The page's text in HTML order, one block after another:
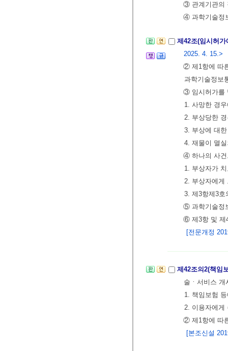
③ 관계기관의
④ 과학기술정
제42조(임시허
2025. 4. 15.>
② 제1항에 따
과학기술정보
③ 임시허가를
1. 사망한 경
2. 부상당한
3. 부상에 대
4. 재물이 멸
④ 하나의 사건
1. 부상자가
2. 부상자에게
3. 제3항제3호
⑤ 과학기술정
⑥ 제3항 및 제
[전문개정
제42조의2(책임
술ㆍ서비스
1. 책임보험
2. 이용자에게
② 제1항에 따
[본조신설